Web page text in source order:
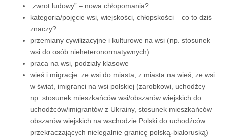
„zwrot ludowy” – nowa chłopomania?
kategoria/pojęcie wsi, wiejskości, chłopskości – co to dziś
znaczy?
przemiany cywilizacyjne i kulturowe na wsi (np. stosunek
wsi do osób nieheteronormatywnych)
praca na wsi, podziały klasowe
wieś i migracje: ze wsi do miasta, z miasta na wieś, ze wsi
w świat, imigranci na wsi polskiej (zarobkowi, uchodźcy –
np. stosunek mieszkańców wsi/obszarów wiejskich do
uchodźców/imigrantów z Ukrainy, stosunek mieszkańców
obszarów wiejskich na wschodzie Polski do uchodźców
przekraczających nielegalnie granicę polską-białoruską)